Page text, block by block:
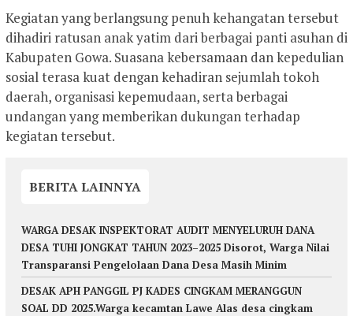
Kegiatan yang berlangsung penuh kehangatan tersebut
dihadiri ratusan anak yatim dari berbagai panti asuhan di
Kabupaten Gowa. Suasana kebersamaan dan kepedulian
sosial terasa kuat dengan kehadiran sejumlah tokoh
daerah, organisasi kepemudaan, serta berbagai
undangan yang memberikan dukungan terhadap
kegiatan tersebut.
BERITA LAINNYA
WARGA DESAK INSPEKTORAT AUDIT MENYELURUH DANA
DESA TUHI JONGKAT TAHUN 2023–2025 Disorot, Warga Nilai
Transparansi Pengelolaan Dana Desa Masih Minim
DESAK APH PANGGIL PJ KADES CINGKAM MERANGGUN
SOAL DD 2025.Warga kecamtan Lawe Alas desa cingkam